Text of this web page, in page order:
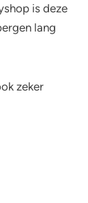
is deze
lang
zeker